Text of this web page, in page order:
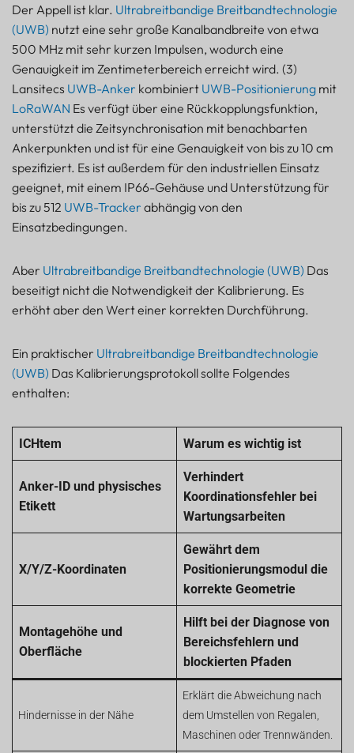
Der Appell ist klar. Ultrabreitbandige Breitbandtechnologie
(UWB) nutzt eine sehr große Kanalbandbreite von etwa
500 MHz mit sehr kurzen Impulsen, wodurch eine
Genauigkeit im Zentimeterbereich erreicht wird. (3)
Lansitecs UWB-Anker kombiniert UWB-Positionierung mit
LoRaWAN Es verfügt über eine Rückkopplungsfunktion,
unterstützt die Zeitsynchronisation mit benachbarten
Ankerpunkten und ist für eine Genauigkeit von bis zu 10 cm
spezifiziert. Es ist außerdem für den industriellen Einsatz
geeignet, mit einem IP66-Gehäuse und Unterstützung für
bis zu 512 UWB-Tracker abhängig von den
Einsatzbedingungen.
Aber Ultrabreitbandige Breitbandtechnologie (UWB) Das
beseitigt nicht die Notwendigkeit der Kalibrierung. Es
erhöht aber den Wert einer korrekten Durchführung.
Ein praktischer Ultrabreitbandige Breitbandtechnologie
(UWB) Das Kalibrierungsprotokoll sollte Folgendes
enthalten:
ICHtem Warum es wichtig ist
Anker-ID und physisches
Etikett
Verhindert
Koordinationsfehler bei
Wartungsarbeiten
X/Y/Z-Koordinaten
Gewährt dem
Positionierungsmodul die
korrekte Geometrie
Montagehöhe und
Oberfläche
Hilft bei der Diagnose von
Bereichsfehlern und
blockierten Pfaden
Hindernisse in der Nähe
Erklärt die Abweichung nach
dem Umstellen von Regalen,
Maschinen oder Trennwänden.